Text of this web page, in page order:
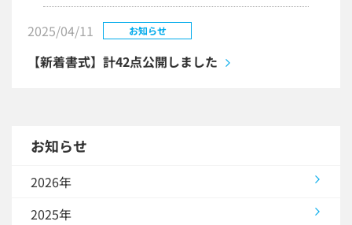
2025/04/11 お知らせ
【新着書式】計42点公開しました
お知らせ
2026年
2025年